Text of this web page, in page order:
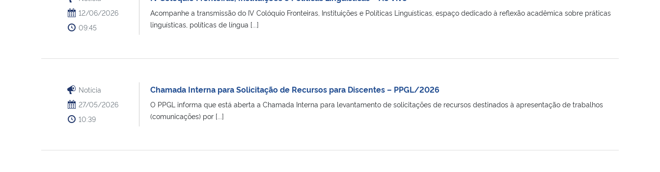
12/06/2026
09:45
Acompanhe a transmissão do IV Colóquio Fronteiras, Instituições e Políticas Linguísticas, espaço dedicado à reflexão acadêmica sobre práticas
linguísticas, políticas de língua [...]
Notícia
27/05/2026
10:39
Chamada Interna para Solicitação de Recursos para Discentes – PPGL/2026
O PPGL informa que está aberta a Chamada Interna para levantamento de solicitações de recursos destinados à apresentação de trabalhos
(comunicações) por [...]